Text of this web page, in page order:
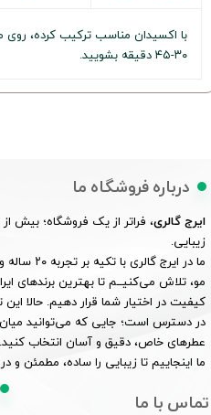
با اکسیدان مناسب ترکیب کرده،
۳۰-۴۵ دقیقه بشویید.
درباره فروشگاه ما
ایرج گالری، فراتر از یک فروشگاه؛ بیش
زیبایی.
ما در ایرج
مو، تلاش می‌کنیــم تا بهترین برندهای
کیفیت در اختیار شما قرار دهیم. حالا این
در دسترس است؛ جایی که می‌توانید
عطرهای خاص، دقیق و آسان انتخاب کنید.
ما اینجاییم تا زیبایی را ساده، مطمئن
تماس با ما